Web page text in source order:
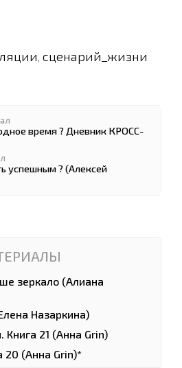
, сценарий_жизни
время ? Дневник КРОСС-
успешным ? (Алексей
зеркало (Алиана
Назаркина)
Книга 21 (Анна Grin)
20 (Анна Grin)*